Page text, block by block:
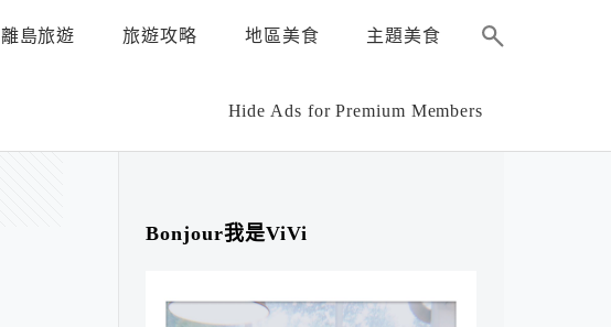
離島旅遊 旅遊攻略 地區美食 主題美食
Hide Ads for Premium Members
Bonjour我是ViVi